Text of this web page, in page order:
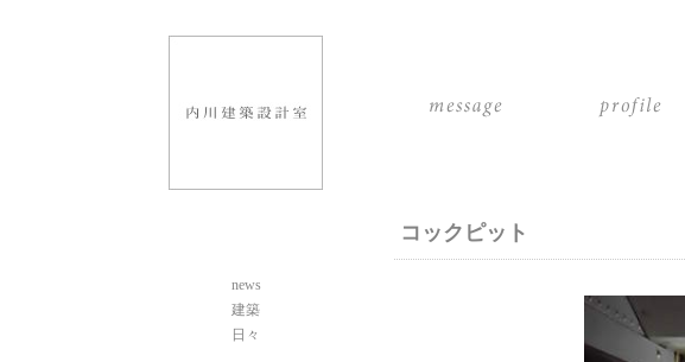
news
建築
日々
コックピット